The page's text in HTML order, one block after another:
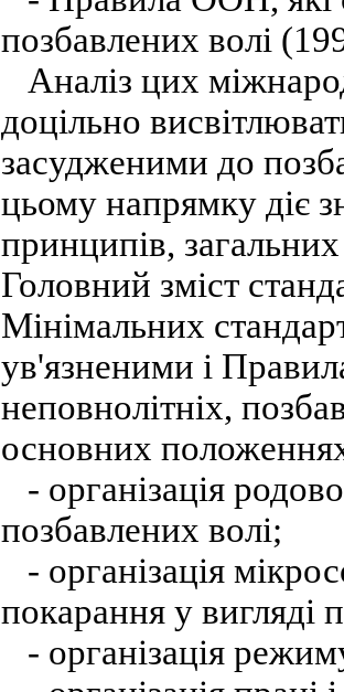
позбавлених волі
Аналіз цих
доцільно
засудженими до
цьому напрямку діє
принципів,
Головний зміст
Мінімальних
ув'язненими і
неповнолітніх,
основних
- організація
позбавлених волі;
- організація
покарання у вигляді
- організація